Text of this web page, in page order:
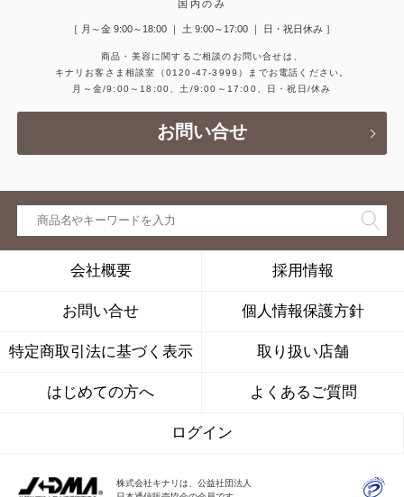
国内のみ
［ 月～金 9:00～18:00 ｜ 土 9:00～17:00 ｜ 日・祝日休み ］
商品・美容に関するご相談のお問い合せは、
キナリお客さま相談室
（0120-47-3999）
までお電話ください。
月～金/9:00～18:00、土/9:00～17:00、日・祝日/休み
お問い合せ
会社概要 採用情報
お問い合せ 個人情報保護方針
特定商取引法に基づく表示 取り扱い店舗
はじめての方へ よくあるご質問
ログイン
株式会社キナリは、公益社団法人